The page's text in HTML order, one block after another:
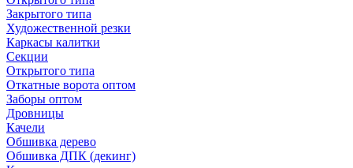
Закрытого типа
Художественной резки
Каркасы калитки
Секции
Открытого типа
Откатные ворота оптом
Заборы оптом
Дровницы
Качели
Обшивка дерево
Обшивка ДПК (декинг)